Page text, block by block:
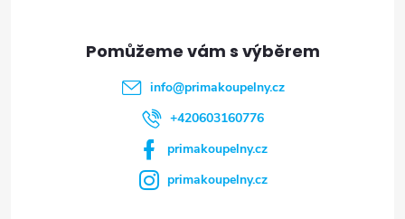
info@primakoupelny.cz
+420603160776
primakoupelny.cz
primakoupelny.cz